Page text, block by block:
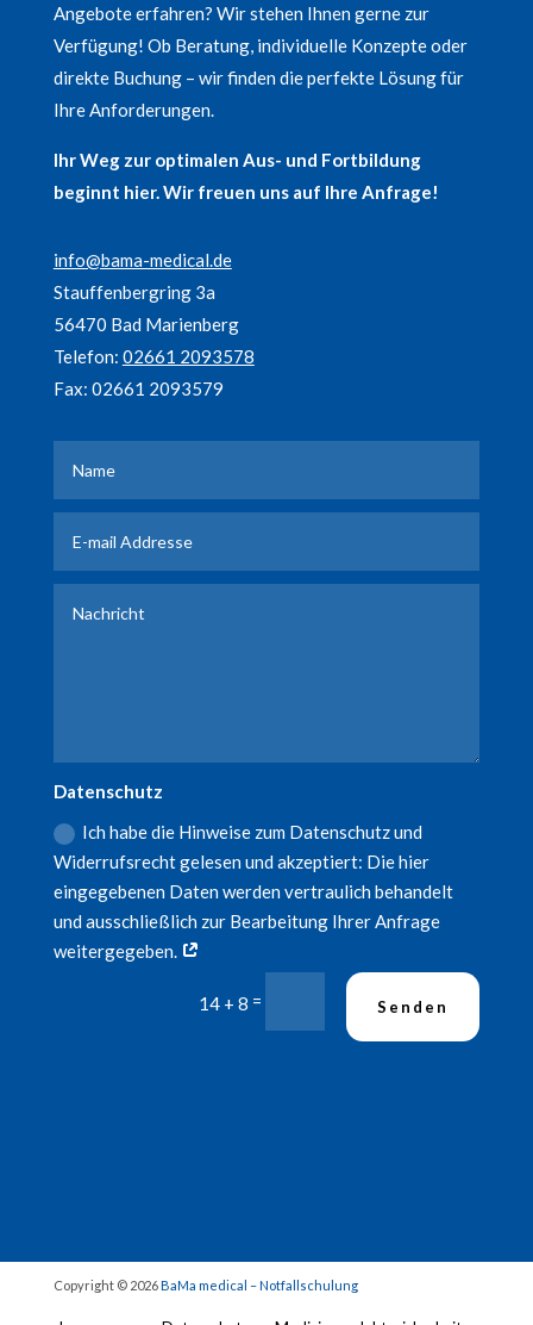
Angebote erfahren? Wir stehen Ihnen gerne zur
Verfügung! Ob Beratung, individuelle Konzepte oder
direkte Buchung – wir finden die perfekte Lösung für
Ihre Anforderungen.
Ihr Weg zur optimalen Aus- und Fortbildung
beginnt hier. Wir freuen uns auf Ihre Anfrage!
info@bama-medical.de
Stauffenbergring 3a
56470 Bad Marienberg
Telefon: 02661 2093578
Fax: 02661 2093579
Datenschutz
Ich habe die Hinweise zum Datenschutz und
Widerrufsrecht gelesen und akzeptiert: Die hier
eingegebenen Daten werden vertraulich behandelt
und ausschließlich zur Bearbeitung Ihrer Anfrage
weitergegeben.
14 + 8 = Senden
Copyright © 2026BaMa medical – Notfallschulung